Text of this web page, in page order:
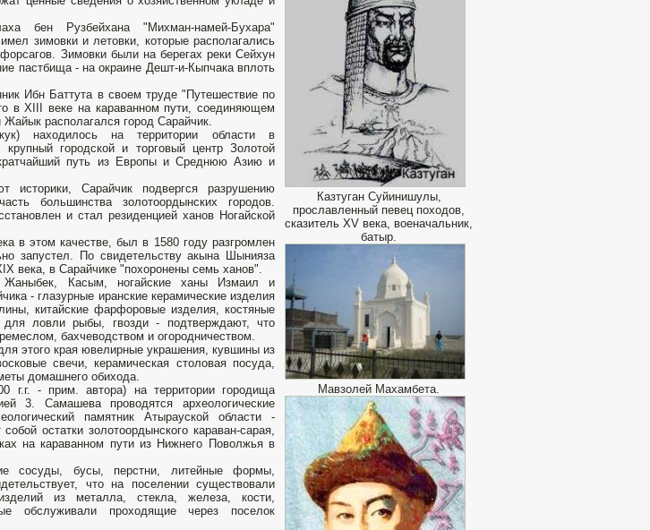
Казтуган Суйинишулы,
прославленный певец походов,
сказитель XV века, военачальник,
батыр.
Мавзолей Махамбета.
бен Рузбейхана "Михман-намей-Бухара"
зимовки и летовки, которые располагались
Зимовки были на берегах реки Сейхун
пастбища - на окраине Дешт-и-Кыпчака вплоть
Ибн Баттута в своем труде "Путешествие по
в XIII веке на караванном пути, соединяющем
располагался город Сарайчик.
находилось на территории области в
городской и торговый центр Золотой
путь из Европы и Среднюю Азию и
историки, Сарайчик подвергся разрушению
большинства золотоордынских городов.
и стал резиденцией ханов Ногайской
в этом качестве, был в 1580 году разгромлен
запустел. По свидетельству акына Шынияза
века, в Сарайчике "похоронены семь ханов".
Жаныбек, Касым, ногайские ханы Измаил и
- глазурные иранские керамические изделия
китайские фарфоровые изделия, костяные
ловли рыбы, гвозди - подтверждают, что
бахчеводством и огородничеством.
этого края ювелирные украшения, кувшины из
свечи, керамическая столовая посуда,
домашнего обихода.
г.г. - прим. автора) на территории городища
3. Самашева проводятся археологические
памятник Атырауской области -
остатки золотоордынского караван-сарая,
на караванном пути из Нижнего Поволжья в
сосуды, бусы, перстни, литейные формы,
что на поселении существовали
из металла, стекла, железа, кости,
обслуживали проходящие через поселок